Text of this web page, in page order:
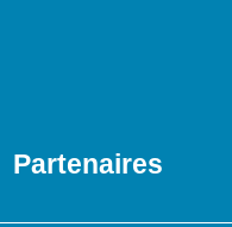
Partenaires